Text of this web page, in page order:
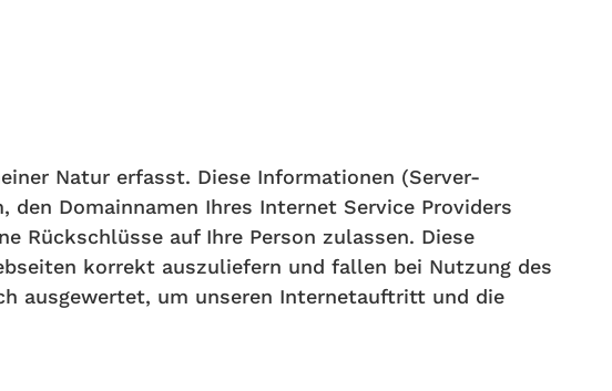
Natur erfasst. Diese Informationen (Server-
den Domainnamen Ihres Internet Service Providers
Rückschlüsse auf Ihre Person zulassen. Diese
korrekt auszuliefern und fallen bei Nutzung des
ausgewertet, um unseren Internetauftritt und die